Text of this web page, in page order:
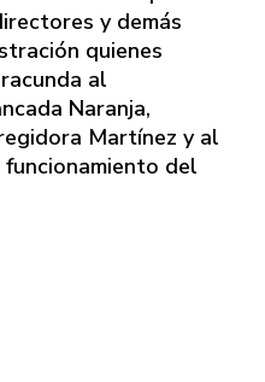
y demás
quienes
al
Naranja,
Martínez y al
del